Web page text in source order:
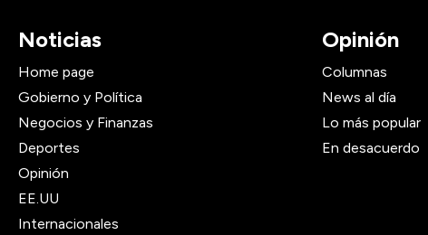
Noticias
Home page
Gobierno y Política
Negocios y Finanzas
Deportes
Opinión
EE.UU
Internacionales
Opinión
Columnas
News al día
Lo más popular
En desacuerdo